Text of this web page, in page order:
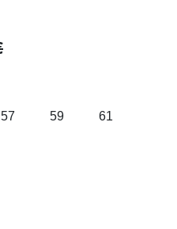
57 59 61